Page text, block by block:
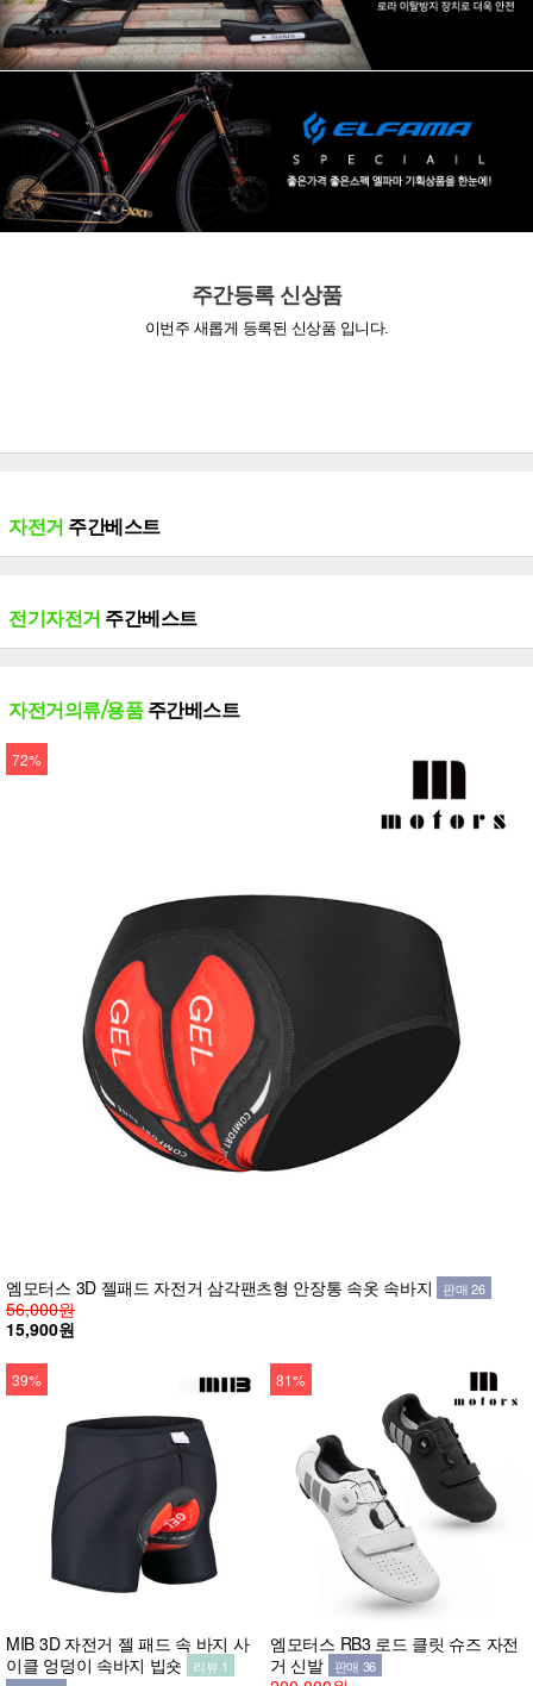
주간등록 신상품
이번주 새롭게 등록된 신상품 입니다.
자전거 주간베스트
전기자전거 주간베스트
자전거의류/용품주간베스트
72%
엠모터스 3D 젤패드 자전거 삼각팬츠형 안장통 속옷 속바지 판매 26
56,000원
15,900원
39%
MIB 3D 자전거 젤 패드 속 바지 사
이클 엉덩이 속바지 빕숏
리뷰 1
81%
엠모터스 RB3 로드 클릿 슈즈 자전
거 신발 판매 36